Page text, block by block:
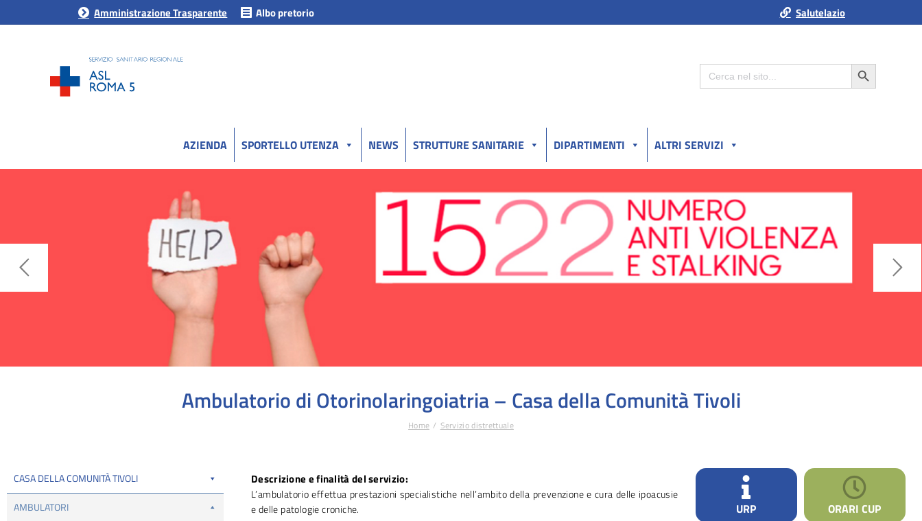
Amministrazione Trasparente Albo pretorio Salutelazio
Search
for:
Search Button
AZIENDA SPORTELLO UTENZA NEWS STRUTTURE SANITARIE DIPARTIMENTI ALTRI SERVIZI
Ambulatorio di Otorinolaringoiatria – Casa della Comunità Tivoli
Home Servizio distrettuale
CASA DELLA COMUNITÀ TIVOLI
AMBULATORI
Descrizione e finalità del servizio:
L’ambulatorio effettua prestazioni specialistiche nell’ambito della prevenzione e cura delle ipoacusie
e delle patologie croniche.
URP ORARI CUP